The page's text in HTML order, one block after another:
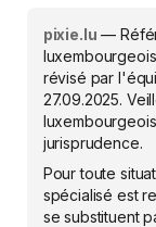
pixie.lu —
révisé par
27.09.2025.
jurisprudence.
Pour toute
spécialisé est
se substituent